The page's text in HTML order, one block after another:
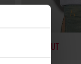
SOLD OUT